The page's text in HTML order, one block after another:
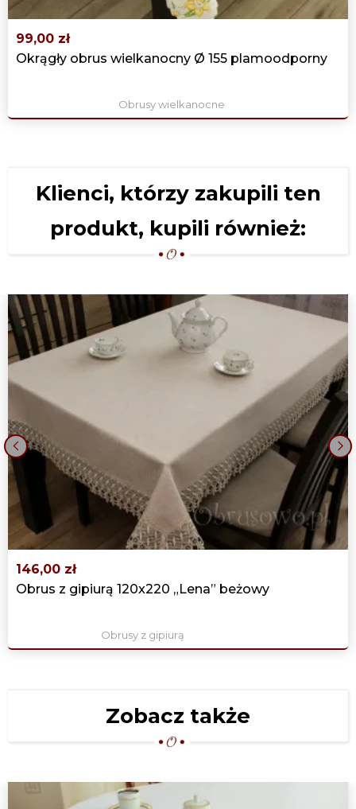
99,00 zł
Okrągły obrus wielkanocny Ø 155 plamoodporny
Obrusy wielkanocne
Klienci, którzy zakupili ten
produkt, kupili również:
146,00 zł
Obrus z gipiurą 120x220 „Lena” beżowy
Obrusy z gipiurą
Zobacz także